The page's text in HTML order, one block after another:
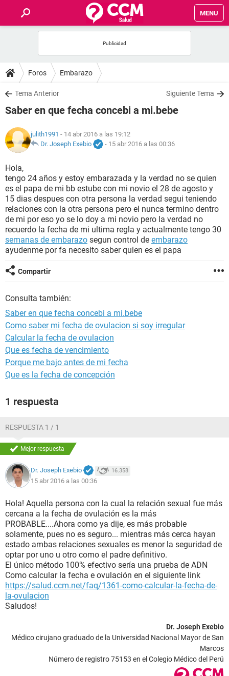
MENU
FOROS
SALUD
NUTRICIÓN
BIENESTAR
SEXUALIDAD
GLOSARIO
Foros Embarazo
Tema Anterior Siguiente Tema
Saber en que fecha concebi a mi.bebe
julith1991 - 14 abr 2016 a las 19:12
Dr. Joseph Exebio
- 15 abr 2016 a las 00:36
Hola,
tengo 24 años y estoy embarazada y la verdad no se quien
es el papa de mi bb estube con mi novio el 28 de agosto y
15 dias despues con otra persona la verdad segui teniendo
relaciones con la otra persona pero el nunca termino dentro
de mi por eso yo se lo doy a mi novio pero la verdad no
recuerdo la fecha de mi ultima regla y actualmente tengo 30
semanas de embarazo segun control de embarazo
ayudenme por fa necesito saber quien es el papa
Compartir
Consulta también:
Saber en que fecha concebi a mi.bebe
Como saber mi fecha de ovulacion si soy irregular
Calcular la fecha de ovulacion
Que es fecha de vencimiento
Porque me bajo antes de mi fecha
Que es la fecha de concepción
1 respuesta
RESPUESTA 1 / 1
Mejor respuesta
Dr. Joseph Exebio 16.358
15 abr 2016 a las 00:36
Hola! Aquella persona con la cual la relación sexual fue más
cercana a la fecha de ovulación es la más
PROBABLE....Ahora como ya dije, es más probable
solamente, pues no es seguro... mientras más cerca hayan
estado ambas relaciones sexuales es menor la seguridad de
optar por uno u otro como el padre definitivo.
El único método 100% efectivo sería una prueba de ADN
Como calcular la fecha e ovulación en el siguiente link
https://salud.ccm.net/faq/1361-como-calcular-la-fecha-de-
la-ovulacion
Saludos!
Dr. Joseph Exebio
Médico cirujano graduado de la Universidad Nacional Mayor de San
Marcos
Número de registro 75153 en el Colegio Médico del Perú